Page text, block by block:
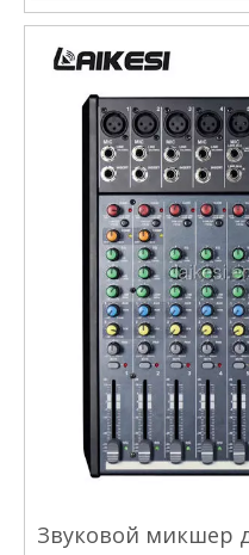
Звуковой микшер